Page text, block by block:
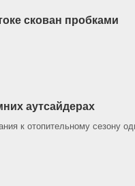
скован пробками
аутсайдерах
к отопительному сезону